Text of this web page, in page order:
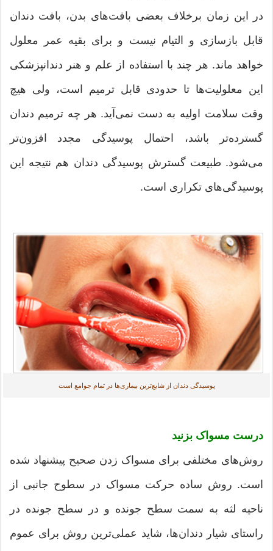
در این زمان برخلاف بعضی بافت‌های بدن، بافت دندان
قابل بازسازی و التیام نیست و برای بقیه عمر معلول
خواهد ماند. هر چند با استفاده از علم و هنر دندانپزشکی
این معلولیت‌ها تا حدودی قابل ترمیم است، ولی هیچ
‌وقت سلامت اولیه به دست نمی‌آید. هر چه ترمیم دندان
گسترده‌تر باشد، احتمال پوسیدگی مجدد افزون‌تر
می‌شود. طبیعت گسترش پوسیدگی دندان هم نتیجه این
پوسیدگی‌های تکراری است.
پوسیدگی دندان از شایع‌ترین بیماری‌ها در تمام جوامع است
درست مسواک بزنید
روش‌های مختلفی برای مسواک زدن صحیح پیشنهاد شده
است. روش ساده حرکت مسواک در سطوح جانبی از
ناحیه لثه به سمت سطح جونده و در سطح جونده در
راستای شیار دندان‌ها، شاید عملی‌ترین روش برای عموم